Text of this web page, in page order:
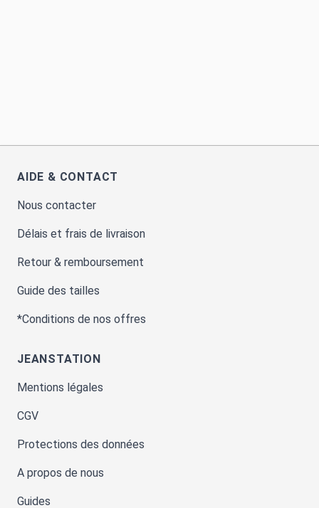
AIDE & CONTACT
Nous contacter
Délais et frais de livraison
Retour & remboursement
Guide des tailles
*Conditions de nos offres
JEANSTATION
Mentions légales
CGV
Protections des données
A propos de nous
Guides